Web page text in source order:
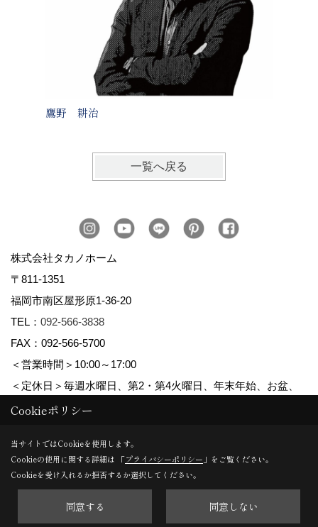
鷹野 耕治
一覧へ戻る
株式会社タカノホーム
〒811-1351
福岡市南区屋形原1-36-20
TEL： 092-566-3838
FAX：092-566-5700
＜営業時間＞10:00～17:00
＜定休日＞毎週水曜日、第2・第4火曜日、年末年始、お盆、
ゴールデンウィーク、夏季休暇
Copyright (c) TAKANO CONSTRUCTION CO.,LTD. All Rights Reserved.
Cookieポリシー
当サイトではCookieを使用します。
Cookieの使用に関する詳細は 「プライバシーポリシー 」をご覧ください。
Cookieを受け入れるか拒否するか選択してください。
同意する 同意しない